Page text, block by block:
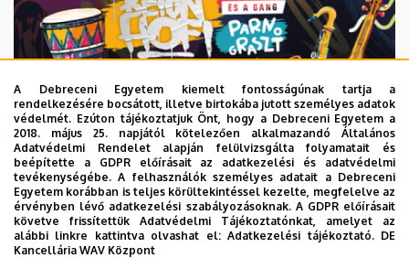
2026. augusztus 6.
Közeleg a 10. yoUDay, hazai sztárok
a láthatáron
HALLGATÓK INTÉZMÉNYI
A Debreceni Egyetem kiemelt fontosságúnak tartja a
rendelkezésére bocsátott, illetve birtokába jutott személyes adatok
védelmét. Ezúton tájékoztatjuk Önt, hogy a Debreceni Egyetem a
2018. május 25. napjától kötelezően alkalmazandó Általános
Adatvédelmi Rendelet alapján felülvizsgálta folyamatait és
beépítette a GDPR előírásait az adatkezelési és adatvédelmi
tevékenységébe. A felhasználók személyes adatait a Debreceni
Egyetem korábban is teljes körültekintéssel kezelte, megfelelve az
érvényben lévő adatkezelési szabályozásoknak. A GDPR előírásait
követve frissítettük Adatvédelmi Tájékoztatónkat, amelyet az
alábbi linkre kattintva olvashat el:Adatkezelési tájékoztató. DE
Kancellária WAV Központ